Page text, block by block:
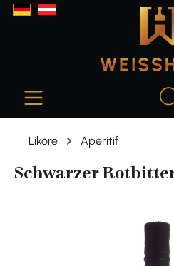
springen
Liköre Aperitif
Schwarzer Rotbitter